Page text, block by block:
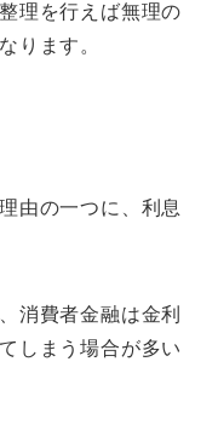
理を行えば無理の
ります。
由の一つに、利息
消費者金融は金利
しまう場合が多い